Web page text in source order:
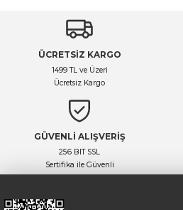
ÜCRETSİZ KARGO
1499 TL ve Üzeri
Ücretsiz Kargo
GÜVENLİ ALIŞVERİŞ
256 BIT SSL
Sertifika ile Güvenli